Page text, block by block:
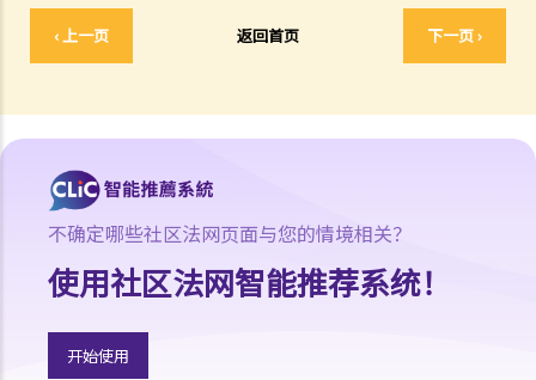
‹ 上一页 返回首页 下一页 ›
C. 终止雇佣关系及所需之补偿
1. 实时终止雇佣合约
1. 终止固定期限合约
1. 缴付终止合约款项之时限
2. 发出通知终止合约
2. 违例及刑罚
3. 代通知金
6. 暂停雇用
9. 不当地终止合约
1. 不合理解雇
不确定哪些社区法网页面与您的情境相关？
使用社区法网智能推荐系统！
开始使用